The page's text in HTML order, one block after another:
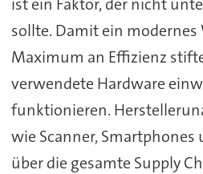
sollte. Damit ein modernes
Maximum an Effizienz
verwendete Hardware
funktionieren.
wie Scanner, Smartphones
über die gesamte Supply